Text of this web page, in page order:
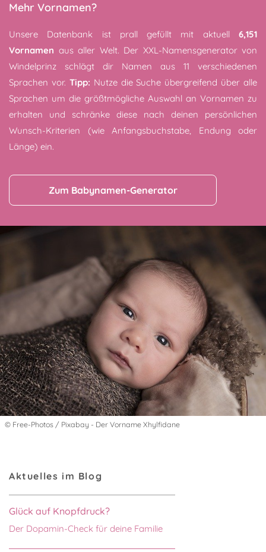
Mehr Vornamen?
Unsere Datenbank ist prall gefüllt mit aktuell 6,151
Vornamen aus aller Welt. Der XXL-Namensgenerator von
Windelprinz schlägt dir Namen aus 11 verschiedenen
Sprachen vor. Tipp: Nutze die Suche übergreifend über alle
Sprachen um die größtmögliche Auswahl an Vornamen zu
erhalten und schränke diese nach deinen persönlichen
Wunsch-Kriterien (wie Anfangsbuchstabe, Endung oder
Länge) ein.
Zum Babynamen-Generator
© Free-Photos / Pixabay - Der Vorname Xhylfidane
Aktuelles im Blog
Glück auf Knopfdruck?
Der Dopamin-Check für deine Familie